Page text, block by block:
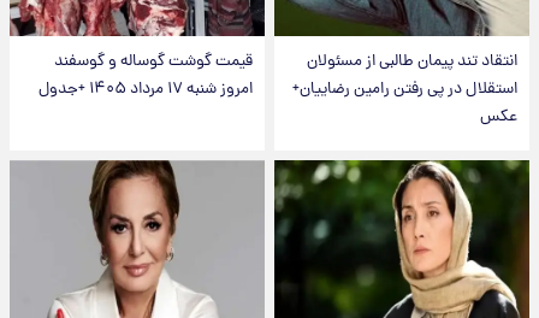
انتقاد تند پیمان طالبی از مسئولان
استقلال در پی رفتن رامین رضاییان+
عکس
قیمت گوشت گوساله و گوسفند
امروز شنبه ۱۷ مرداد ۱۴۰۵ +جدول